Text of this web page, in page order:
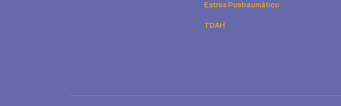
Estrés Postraumático
TDAH